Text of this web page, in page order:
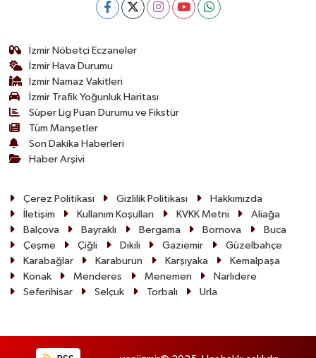
İzmir Nöbetçi Eczaneler
İzmir Hava Durumu
İzmir Namaz Vakitleri
İzmir Trafik Yoğunluk Haritası
Süper Lig Puan Durumu ve Fikstür
Tüm Manşetler
Son Dakika Haberleri
Haber Arşivi
Çerez Politikası Gizlilik Politikası
Hakkımızda
İletişim
Kullanım Koşulları KVKK Metni
Aliağa
Balçova
Bayraklı Bergama Bornova
Buca
Çeşme
Çiğli Dikili Gaziemir
Güzelbahçe
Karabağlar
Karaburun Karşıyaka
Kemalpaşa
Konak
Menderes Menemen
Narlıdere
Seferihisar
Selçuk Torbalı Urla